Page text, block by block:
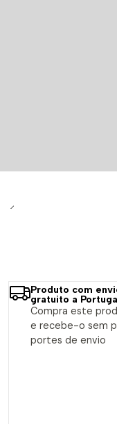
Produto com
gratuito a
Compra este
e recebe-o sem
portes de envio